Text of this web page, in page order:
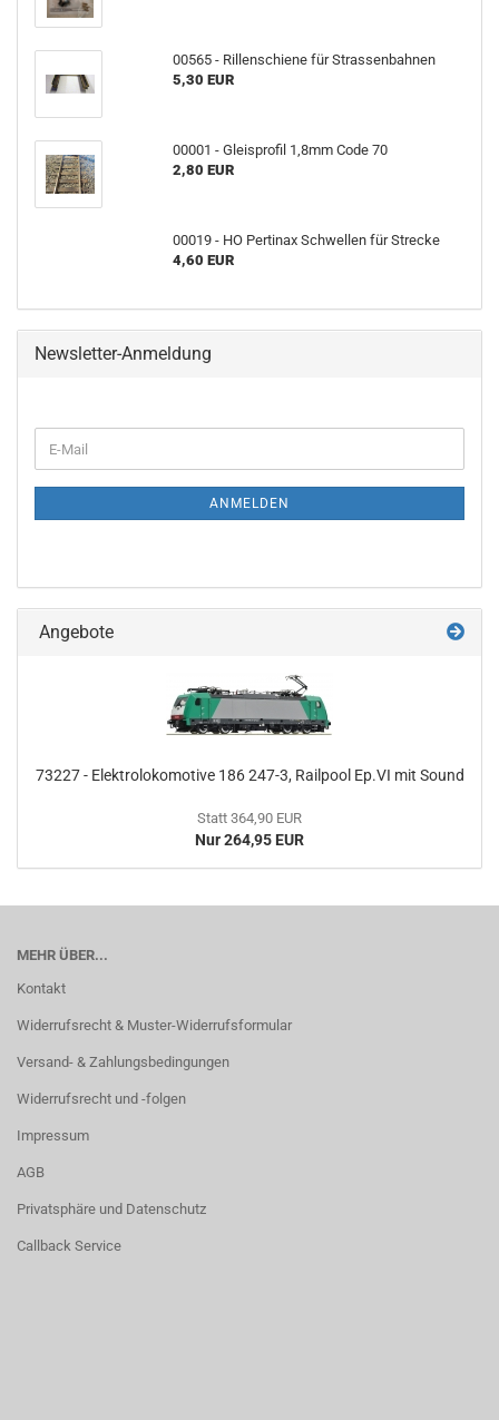
00565 - Rillenschiene für Strassenbahnen
5,30 EUR
00001 - Gleisprofil 1,8mm Code 70
2,80 EUR
00019 - HO Pertinax Schwellen für Strecke
4,60 EUR
Newsletter-Anmeldung
ZUR
E-
Mail
ANMELDEN
Angebote
73227 - Elektrolokomotive 186 247-3, Railpool Ep.VI mit Sound
Statt 364,90 EUR
Nur 264,95 EUR
MEHR ÜBER...
Kontakt
Widerrufsrecht & Muster-Widerrufsformular
Versand- & Zahlungsbedingungen
Widerrufsrecht und -folgen
Impressum
AGB
Privatsphäre und Datenschutz
Callback Service